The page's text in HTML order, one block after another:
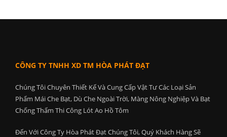
CÔNG TY TNHH XD TM HÒA PHÁT ĐẠT
Chúng Tôi Chuyên Thiết Kế Và Cung Cấp Vật Tư Các Loại Sản
Phẩm Mái Che Bạt, Dù Che Ngoài Trời, Màng Nông Nghiệp Và Bạt
Chống Thấm Thi Công Lót Ao Hồ Tôm
Đến Với Công Ty Hòa Phát Đạt Chúng Tôi, Quý Khách Hàng Sẽ